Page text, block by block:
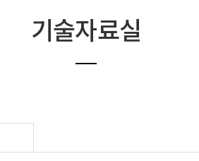
기술자료실